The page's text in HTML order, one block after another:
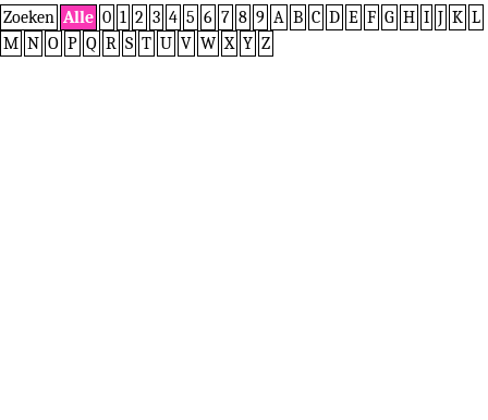
Zoeken Alle 0 1 2 3 4 5 6 7 8 9 A B C D E F G H I J K L
M N O P Q R S T U V W X Y Z